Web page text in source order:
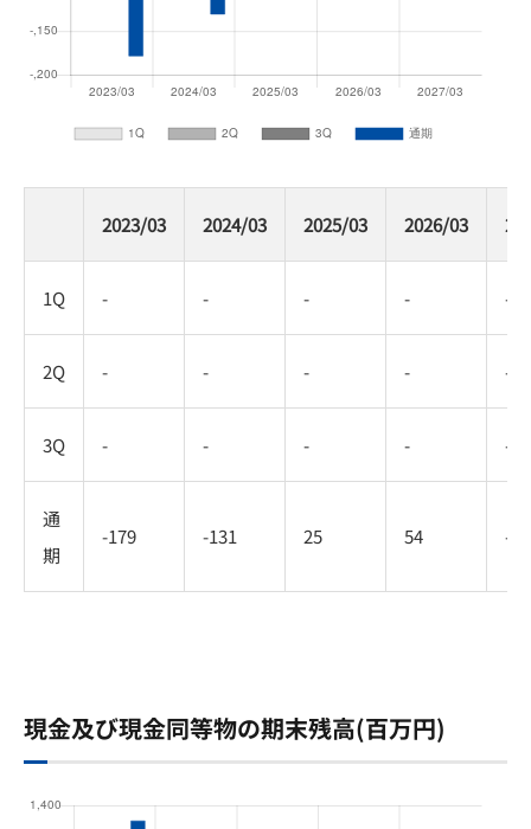
2023/03 2024/03 2025/03 2026/03
1Q - - - - -
2Q - - - - -
3Q - - - - -
通
期
-179 -131 25 54 -
現金及び現金同等物の期末残高(百万円)